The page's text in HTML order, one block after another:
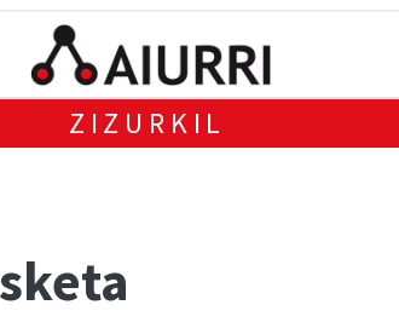
ZIZURKIL